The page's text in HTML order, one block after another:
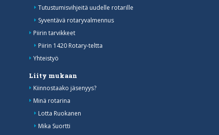
Tutustumisvihjeitä uudelle rotarille
Syventävä rotaryvalmennus
Piirin tarvikkeet
Piirin 1420 Rotary-teltta
Yhteistyö
Liity mukaan
Kiinnostaako jäsenyys?
Minä rotarina
Lotta Ruokanen
Mika Suortti